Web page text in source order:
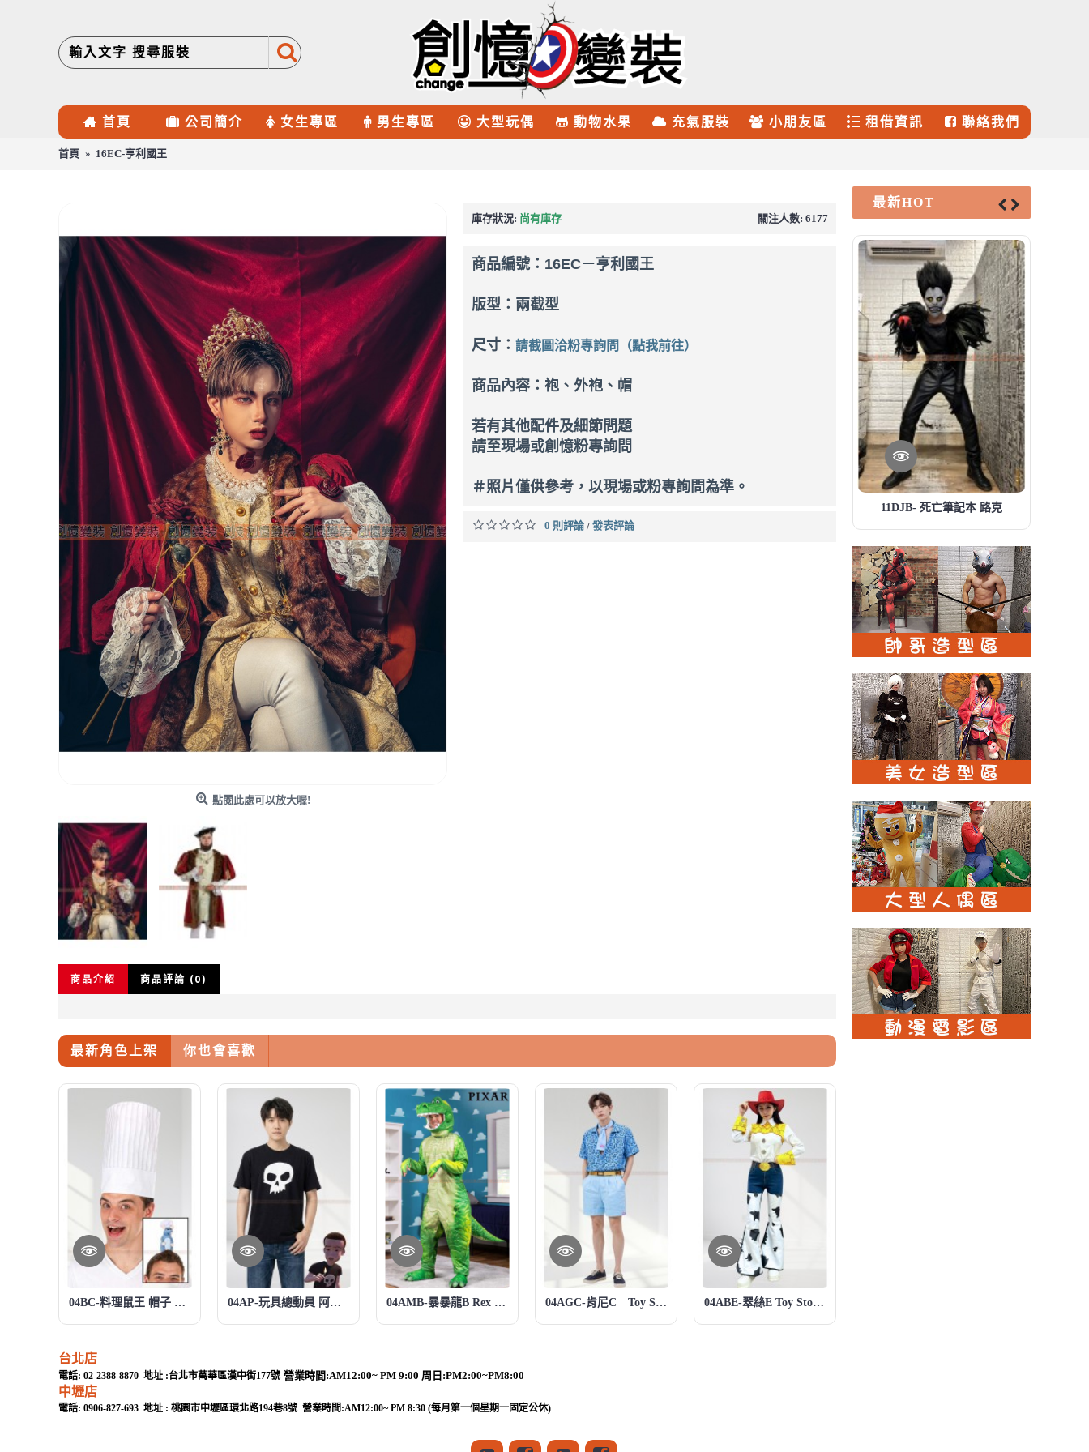
首頁 公司簡介 女生專區 男生專區 大型玩偶 動物水果 充氣服裝 小朋友區 租借資訊 聯絡我們
首頁 16EC-亨利國王
最新HOT
11DJB- 死亡筆記本 路克
點閱此處可以放大喔!
關注人數: 6177
庫存狀況: 尚有庫存
商品編號： 16EC－亨利國王
版型：兩截型
尺寸： 請截圖洽粉專詢問（點我前往）
商品內容：袍、外袍、帽
若有其他配件及細節問題
請至現場或創憶粉專詢問
＃照片僅供參考，以現場或粉專詢問為準。
0 則評論 / 發表評論
商品介紹 商品評論 (0)
最新角色上架 你也會喜歡
04BC-料理鼠王 帽子 Ratatouille 04AP-玩具總動員 阿薛 Toy Story 玩具總動員 04AMB-暴暴龍B Rex 玩具總動員系列 Toy Story 玩具總動員 04AGC-肯尼C Toy Story 玩具總動員 04ABE-翠絲E Toy Story 玩具總動員
台北店
電話: 02-2388-8870 地址 :台北市萬華區漢中街177號 營業時間:AM12:00~ PM 9:00 周日:PM2:00~PM8:00
中壢店
電話: 0906-827-693 地址 : 桃園市中壢區環北路194巷8號 營業時間:AM12:00~ PM 8:30 (每月第一個星期一固定公休)